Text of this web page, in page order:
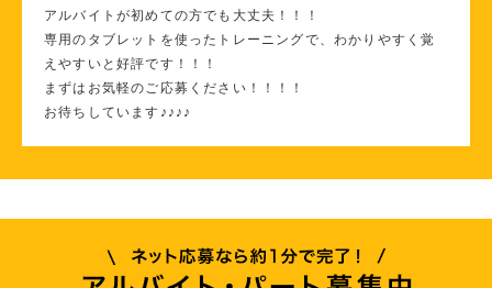
アルバイトが初めての方でも大丈夫！！！
専用のタブレットを使ったトレーニングで、わかりやすく覚
えやすいと好評です！！！
まずはお気軽のご応募ください！！！！
お待ちしています♪♪♪♪